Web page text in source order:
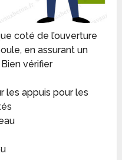
coté de l’ouverture
en assurant un
vérifier
les appuis pour les